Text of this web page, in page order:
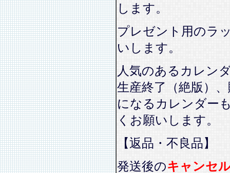
します。
プレゼント用のラ
いします。
人気のあるカレン
生産終了（絶版）
になるカレンダー
くお願いします。
【返品・不良品】
発送後のキャンセ